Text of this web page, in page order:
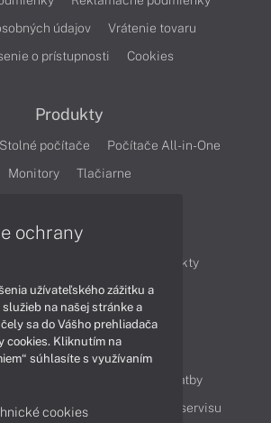
údajov
Vrátenie tovaru
o prístupnosti
Cookies
Produkty
Stolné počítače
Počítače All-in-One
Monitory
Tlačiarne
Články
Produkty
Technológie
Videá
Obsah
Možnosti doručenia a platby
Servisné služby Cenník servisu
ochrany
užívateľského zážitku a
na našej stránke a
sa do Vášho prehliadača
cookies. Kliknutím na
súhlasíte s využívaním
cookies